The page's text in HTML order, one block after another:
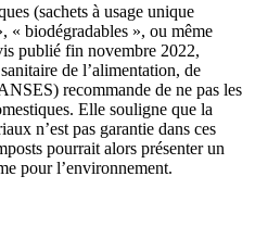
(sachets à usage unique
« biodégradables », ou même
publié fin novembre 2022,
de l’alimentation, de
recommande de ne pas les
Elle souligne que la
n’est pas garantie dans ces
pourrait alors présenter un
pour l’environnement.